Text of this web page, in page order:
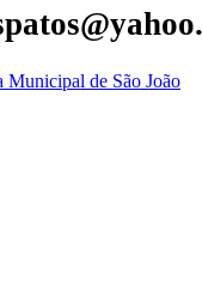
Municipal de São João